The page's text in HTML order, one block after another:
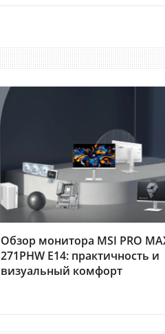
Обзор монитора MSI PRO
271PHW E14: практичность и
визуальный комфорт